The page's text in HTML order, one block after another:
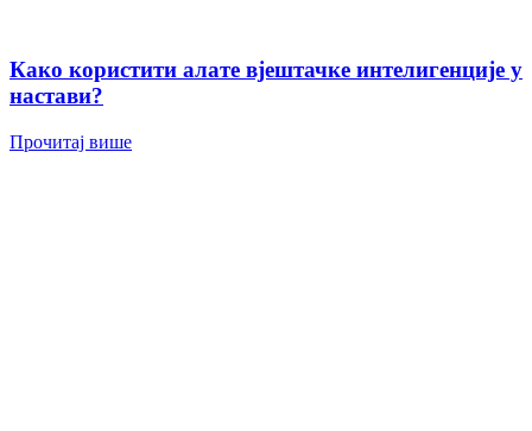
Како користити алате вјештачке интелигенције у
настави?
Прочитај више